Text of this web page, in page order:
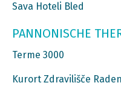
Sava Hoteli Bled
PANNONISCHE
Terme 3000
Kurort Zdravilišče